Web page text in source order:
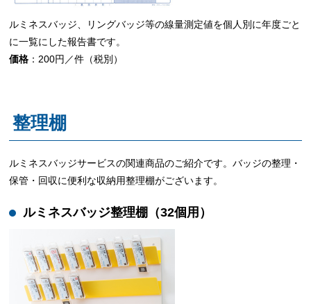
ルミネスバッジ、リングバッジ等の線量測定値を個人別に年度ごと
に一覧にした報告書です。
価格 ：200円／件（税別）
整理棚
ルミネスバッジサービスの関連商品のご紹介です。バッジの整理・
保管・回収に便利な収納用整理棚がございます。
ルミネスバッジ整理棚（32個用）